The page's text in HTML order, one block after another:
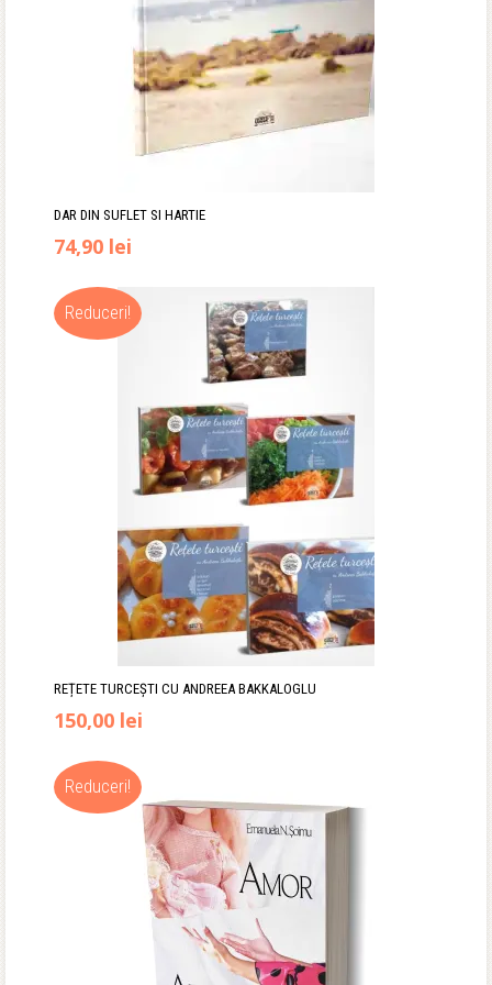
DAR DIN SUFLET SI HARTIE
74,90 lei
Reduceri!
REȚETE TURCEȘTI CU ANDREEA BAKKALOGLU
Prețul
inițial
a
150,00 lei
este:
150,00 lei.
Reduceri!